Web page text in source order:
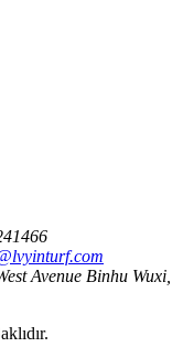
Avenue Binhu Wuxi,